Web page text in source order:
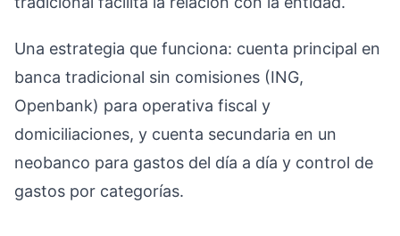
Una estrategia que funciona: cuenta principal en
banca tradicional sin comisiones (ING,
Openbank) para operativa fiscal y
domiciliaciones, y cuenta secundaria en un
neobanco para gastos del día a día y control de
gastos por categorías.